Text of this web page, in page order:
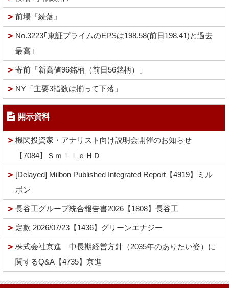
前場『続落』
No.3223｢東証プライムのEPSは198.58(前日198.41)と過去
最高｣
寄前「新高値96銘柄（前日56銘柄）」
NY「主要3指数は揃って下落」
開示資料
機関投資家・アナリスト向け説明会開催のお知らせ
【7084】ＳｍｉｌｅＨＤ
[Delayed] Milbon Published Integrated Report【4919】ミル
ボン
長谷工グループ統合報告書2026【1808】長谷工
定款 2026/07/23【1436】グリーンエナジー
株式会社京進 中長期経営方針（2035年のありたい姿）に
関するQ&A【4735】京進